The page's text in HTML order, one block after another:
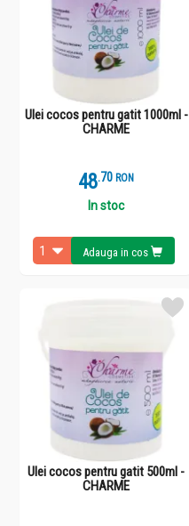
Ulei cocos pentru gatit 1000ml -
CHARME
48.7 RON
In stoc
Adauga in cos
Ulei cocos pentru gatit 500ml -
CHARME